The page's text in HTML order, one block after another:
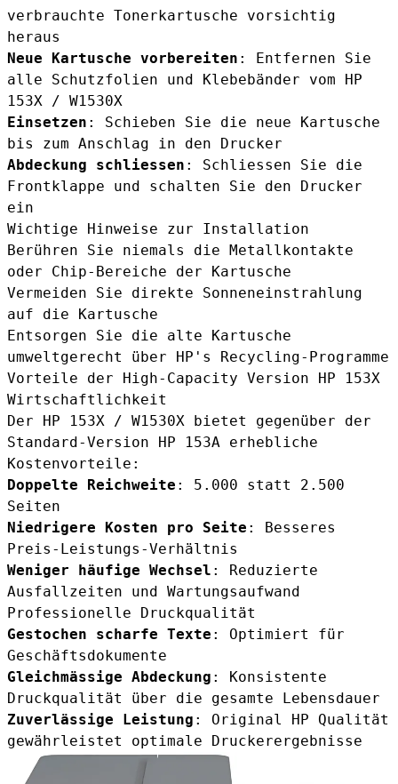
verbrauchte Tonerkartusche vorsichtig
heraus
Neue Kartusche vorbereiten : Entfernen Sie
alle Schutzfolien und Klebebänder vom HP
153X / W1530X
Einsetzen : Schieben Sie die neue Kartusche
bis zum Anschlag in den Drucker
Abdeckung schliessen : Schliessen Sie die
Frontklappe und schalten Sie den Drucker
ein
Wichtige Hinweise zur Installation
Berühren Sie niemals die Metallkontakte
oder Chip-Bereiche der Kartusche
Vermeiden Sie direkte Sonneneinstrahlung
auf die Kartusche
Entsorgen Sie die alte Kartusche
umweltgerecht über HP's Recycling-Programme
Vorteile der High-Capacity Version HP 153X
Wirtschaftlichkeit
Der HP 153X / W1530X bietet gegenüber der
Standard-Version HP 153A erhebliche
Kostenvorteile:
Doppelte Reichweite : 5.000 statt 2.500
Seiten
Niedrigere Kosten pro Seite : Besseres
Preis-Leistungs-Verhältnis
Weniger häufige Wechsel : Reduzierte
Ausfallzeiten und Wartungsaufwand
Professionelle Druckqualität
Gestochen scharfe Texte : Optimiert für
Geschäftsdokumente
Gleichmässige Abdeckung : Konsistente
Druckqualität über die gesamte Lebensdauer
Zuverlässige Leistung : Original HP Qualität
gewährleistet optimale Druckerergebnisse